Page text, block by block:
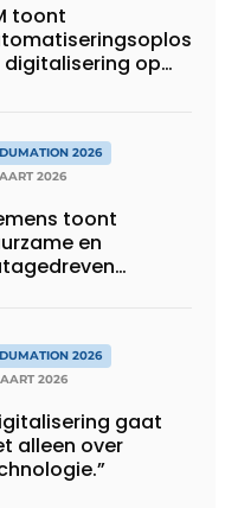
toont
digitalisering op
2026
2026
toont
en
2026
2026
gaat
alleen over